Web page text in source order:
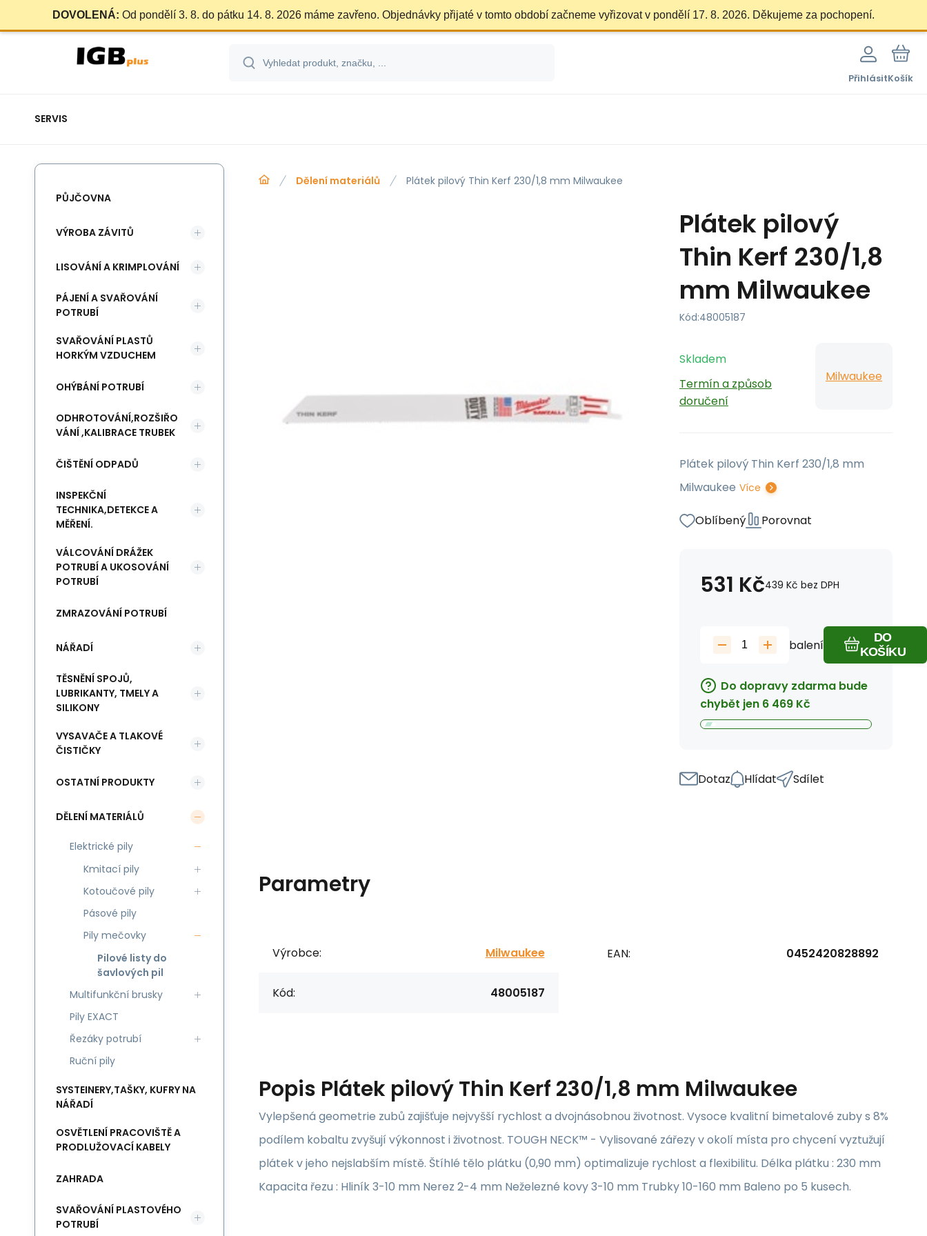
DOVOLENÁ: Od pondělí 3. 8. do pátku 14. 8. 2026 máme zavřeno. Objednávky přijaté v tomto období začneme vyřizovat v pondělí 17. 8. 2026. Děkujeme za pochopení.
PřihlásitKošík
SERVIS
Dělení materiálů Plátek pilový Thin Kerf 230/1,8 mm Milwaukee
Plátek pilový
Thin Kerf 230/1,8
mm Milwaukee
Kód:48005187
Skladem
Termín a způsob
doručení
Milwaukee
Plátek pilový Thin Kerf 230/1,8 mm
Milwaukee Více
Oblíbený Porovnat
531 Kč439 Kč bez DPH
balení
DO
KOŠÍKU
Do dopravy zdarma bude
chybět jen 6 469 Kč
Dotaz Hlídat Sdílet
Parametry
Výrobce: Milwaukee
Kód: 48005187
EAN: 0452420828892
Popis Plátek pilový Thin Kerf 230/1,8 mm Milwaukee
Vylepšená geometrie zubů zajišťuje nejvyšší rychlost a dvojnásobnou životnost. Vysoce kvalitní bimetalové zuby s 8%
podílem kobaltu zvyšují výkonnost i životnost. TOUGH NECK™ - Vylisované zářezy v okolí místa pro chycení vyztužují
plátek v jeho nejslabším místě. Štíhlé tělo plátku (0,90 mm) optimalizuje rychlost a flexibilitu. Délka plátku : 230 mm
Kapacita řezu : Hliník 3-10 mm Nerez 2-4 mm Neželezné kovy 3-10 mm Trubky 10-160 mm Baleno po 5 kusech.
PŮJČOVNA
VÝROBA ZÁVITŮ
LISOVÁNÍ A KRIMPLOVÁNÍ
PÁJENÍ A SVAŘOVÁNÍ
POTRUBÍ
SVAŘOVÁNÍ PLASTŮ
HORKÝM VZDUCHEM
OHÝBÁNÍ POTRUBÍ
ODHROTOVÁNÍ,ROZŠIŘO
VÁNÍ ,KALIBRACE TRUBEK
ČIŠTĚNÍ ODPADŮ
INSPEKČNÍ
TECHNIKA,DETEKCE A
MĚŘENÍ.
VÁLCOVÁNÍ DRÁŽEK
POTRUBÍ A UKOSOVÁNÍ
POTRUBÍ
ZMRAZOVÁNÍ POTRUBÍ
NÁŘADÍ
TĚSNĚNÍ SPOJŮ,
LUBRIKANTY, TMELY A
SILIKONY
VYSAVAČE A TLAKOVÉ
ČISTIČKY
OSTATNÍ PRODUKTY
DĚLENÍ MATERIÁLŮ
Elektrické pily
Kmitací pily
Kotoučové pily
Pásové pily
Pily mečovky
Pilové listy do
šavlových pil
Multifunkční brusky
Pily EXACT
Řezáky potrubí
Ruční pily
SYSTEINERY,TAŠKY, KUFRY NA
NÁŘADÍ
OSVĚTLENÍ PRACOVIŠTĚ A
PRODLUŽOVACÍ KABELY
ZAHRADA
SVAŘOVÁNÍ PLASTOVÉHO
POTRUBÍ